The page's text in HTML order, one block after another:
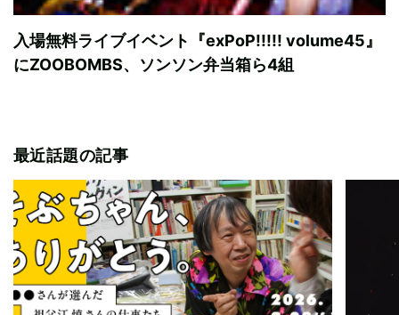
入場無料ライブイベント『exPoP!!!!! volume45』
にZOOBOMBS、ソンソン弁当箱ら4組
最近話題の記事